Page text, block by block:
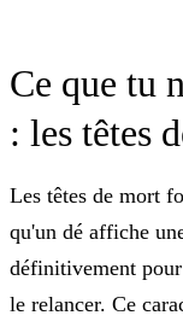
Ce que tu
: les têtes
Les têtes de mort
qu'un dé affiche
définitivement
le relancer. Ce